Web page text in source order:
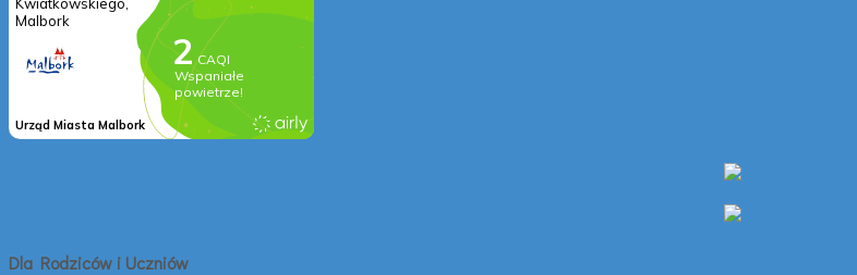
Dla Rodziców i Uczniów